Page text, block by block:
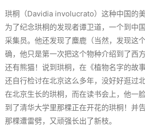
珙桐（Davidia involucrato）这种中国的
为了纪念珙桐的发现者谭卫道，一个到中
采集员。他还发现了麋鹿（当然，发现这
确，他只是第一次把这个物种介绍到了西
还有熊猫！说到珙桐，在《植物名字的故
还自行检讨在北京这么多年，没好好逛过
在北京生长的珙桐，而在读书会上，他一
到了清华大学里那棵正在开花的珙桐！并
那棵遭雷劈，又顽强长出了新枝。